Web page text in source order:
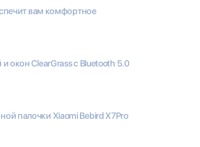
вам комфортное
окон ClearGrass с Bluetooth 5.0
палочки Xiaomi Bebird X7Pro